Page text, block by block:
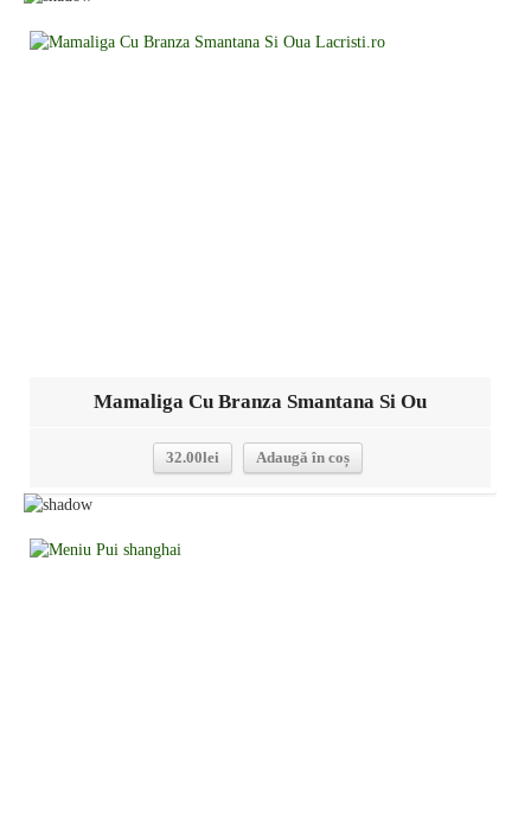
Mamaliga Cu Branza Smantana Si Ou
32.00lei Adaugă în coș